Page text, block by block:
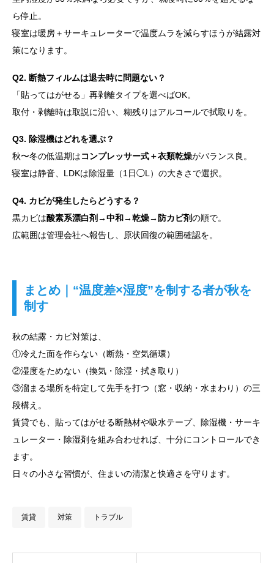
ら停止。
寝室は暖房＋サーキュレーターで温度ムラを減らすほうが結露対
策になります。
Q2. 断熱フィルムは退去時に問題ない？
「貼ってはがせる」再剥離タイプを選べばOK。
取付・剥離時は取説に沿い、糊残りはアルコールで拭取りを。
Q3. 除湿機はどれを選ぶ？
秋〜冬の低温期はコンプレッサー式＋衣類乾燥がバランス良。
寝室は静音、LDKは除湿量（1日◯L）の大きさで選択。
Q4. カビが発生したらどうする？
黒カビは酸素系漂白剤→中和→乾燥→防カビ剤の順で。
広範囲は管理会社へ報告し、原状回復の範囲確認を。
まとめ｜“温度差×湿度”を制する者が秋を
制す
秋の結露・カビ対策は、
①冷えた面を作らない（断熱・空気循環）
②湿度をためない（換気・除湿・拭き取り）
③溜まる場所を特定して先手を打つ（窓・収納・水まわり）の三
段構え。
賃貸でも、貼ってはがせる断熱材や吸水テープ、除湿機・サーキ
ュレーター・除湿剤を組み合わせれば、十分にコントロールでき
ます。
日々の小さな習慣が、住まいの清潔と快適さを守ります。
賃貸 対策 トラブル